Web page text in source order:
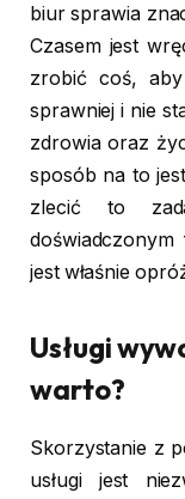
biur sprawia
Czasem jest
zrobić coś, aby
sprawniej i nie
zdrowia oraz
sposób na to
zlecić to
jest właśnie
Usługi
warto?
Skorzystanie z
usługi jest